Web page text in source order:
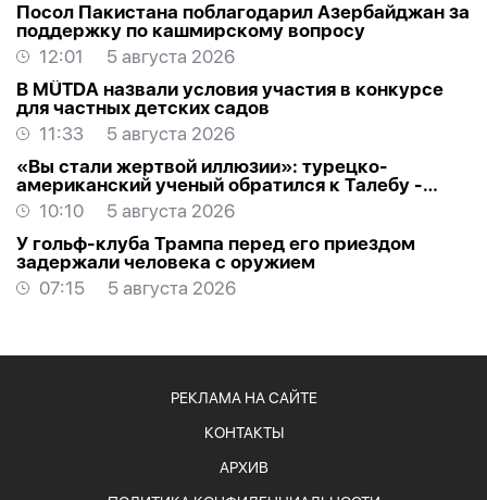
Посол Пакистана поблагодарил Азербайджан за
поддержку по кашмирскому вопросу
12:01
5 августа 2026
В MÜTDA назвали условия участия в конкурсе
для частных детских садов
11:33
5 августа 2026
«Вы стали жертвой иллюзии»: турецко-
американский ученый обратился к Талебу -
ОТКРЫТОЕ ПИСЬМО
10:10
5 августа 2026
У гольф-клуба Трампа перед его приездом
задержали человека с оружием
07:15
5 августа 2026
РЕКЛАМА НА САЙТЕ
КОНТАКТЫ
АРХИВ